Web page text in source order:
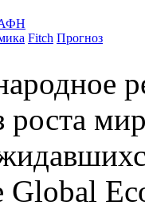
Fitch Прогноз
роста
Global